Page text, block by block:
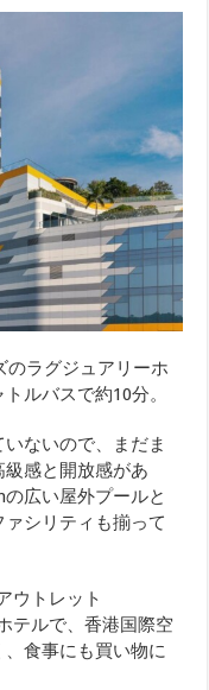
のラグジュアリーホ
ルバスで約10分。
ないので、まだま
感と開放感があ
広い屋外プールと
シリティも揃って
ウトレット
テルで、香港国際空
食事にも買い物に